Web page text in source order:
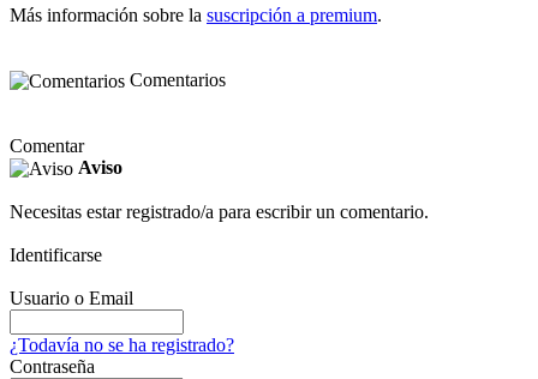
Más información sobre la suscripción a premium.
Comentarios
Comentar
Aviso
Necesitas estar registrado/a para escribir un comentario.
Identificarse
Usuario o Email
¿Todavía no se ha registrado?
Contraseña